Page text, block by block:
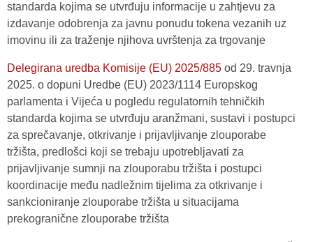
standarda kojima se utvrđuju informacije u zahtjevu za
izdavanje odobrenja za javnu ponudu tokena vezanih uz
imovinu ili za traženje njihova uvrštenja za trgovanje
Delegirana uredba Komisije (EU) 2025/885 оd 29. travnja
2025. o dopuni Uredbe (EU) 2023/1114 Europskog
parlamenta i Vijeća u pogledu regulatornih tehničkih
standarda kojima se utvrđuju aranžmani, sustavi i postupci
za sprečavanje, otkrivanje i prijavljivanje zlouporabe
tržišta, predlošci koji se trebaju upotrebljavati za
prijavljivanje sumnji na zlouporabu tržišta i postupci
koordinacije među nadležnim tijelima za otkrivanje i
sankcioniranje zlouporabe tržišta u situacijama
prekogranične zlouporabe tržišta